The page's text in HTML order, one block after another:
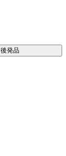
後発品